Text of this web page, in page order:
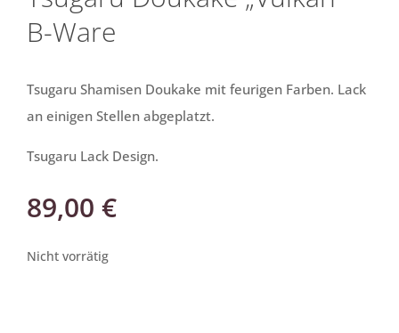
B-Ware
Tsugaru Shamisen Doukake mit feurigen Farben. Lack
an einigen Stellen abgeplatzt.
Tsugaru Lack Design.
89,00 €
Nicht vorrätig